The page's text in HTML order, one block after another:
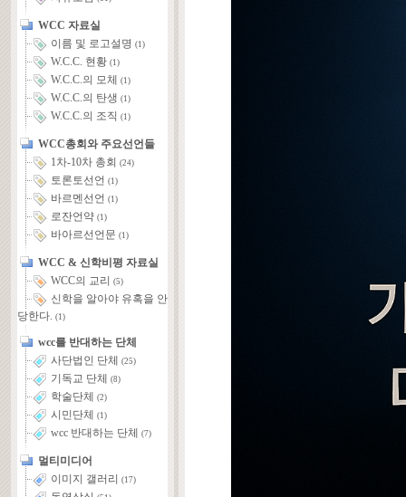
WCC 자료실
이름 및 로고설명 (1)
W.C.C. 현황 (1)
W.C.C.의 모체 (1)
W.C.C.의 탄생 (1)
W.C.C.의 조직 (1)
WCC총회와 주요선언들
1차-10차 총회 (24)
토론토선언 (1)
바르멘선언 (1)
로잔언약 (1)
바아르선언문 (1)
WCC & 신학비평 자료실
WCC의 교리
(5)
신학을 알아야 유혹을 안
당한다. (1)
wcc를 반대하는 단체
사단법인 단체
(25)
기독교 단체 (8)
학술단체 (2)
시민단체 (1)
wcc 반대하는 단체 (7)
멀티미디어
이미지 갤러리
(17)